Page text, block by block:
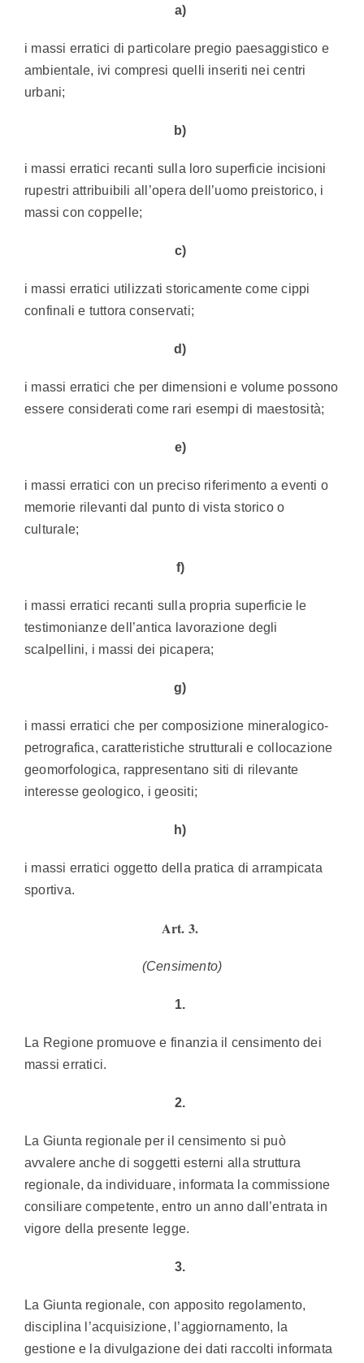
a)
i massi erratici di particolare pregio paesaggistico e
ambientale, ivi compresi quelli inseriti nei centri
urbani;
b)
i massi erratici recanti sulla loro superficie incisioni
rupestri attribuibili all’opera dell’uomo preistorico, i
massi con coppelle;
c)
i massi erratici utilizzati storicamente come cippi
confinali e tuttora conservati;
d)
i massi erratici che per dimensioni e volume possono
essere considerati come rari esempi di maestosità;
e)
i massi erratici con un preciso riferimento a eventi o
memorie rilevanti dal punto di vista storico o
culturale;
f)
i massi erratici recanti sulla propria superficie le
testimonianze dell’antica lavorazione degli
scalpellini, i massi dei picapera;
g)
i massi erratici che per composizione mineralogico-
petrografica, caratteristiche strutturali e collocazione
geomorfologica, rappresentano siti di rilevante
interesse geologico, i geositi;
h)
i massi erratici oggetto della pratica di arrampicata
sportiva.
Art. 3.
(Censimento)
1.
La Regione promuove e finanzia il censimento dei
massi erratici.
2.
La Giunta regionale per il censimento si può
avvalere anche di soggetti esterni alla struttura
regionale, da individuare, informata la commissione
consiliare competente, entro un anno dall’entrata in
vigore della presente legge.
3.
La Giunta regionale, con apposito regolamento,
disciplina l’acquisizione, l’aggiornamento, la
gestione e la divulgazione dei dati raccolti informata